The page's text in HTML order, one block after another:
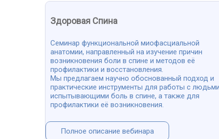
Здоровая Спина
Семинар функциональной миофасциальной
анатомии, направленный на изучение причин
возникновения боли в спине и методов её
профилактики и восстановления.
Мы предлагаем научно обоснованный подход и
практические инструменты для работы с
испытывающими боль в спине, а также для
профилактики её возникновения.
Полное описание вебинара